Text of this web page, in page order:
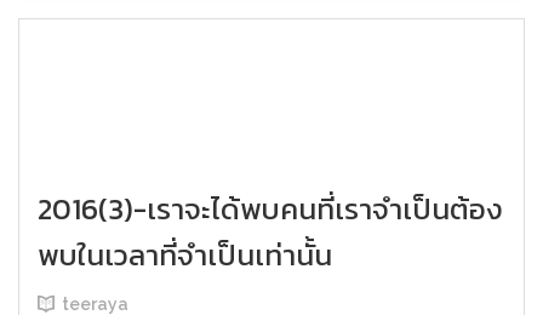
2016(3)-เราจะได้พบคนที่เราจำเป็นต้อง
พบในเวลาที่จำเป็นเท่านั้น
teeraya